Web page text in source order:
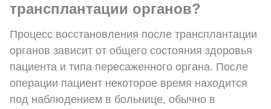
трансплантации органов?
Процесс восстановления после трансплантации
органов зависит от общего состояния здоровья
пациента и типа пересаженного органа. После
операции пациент некоторое время находится
под наблюдением в больнице, обычно в